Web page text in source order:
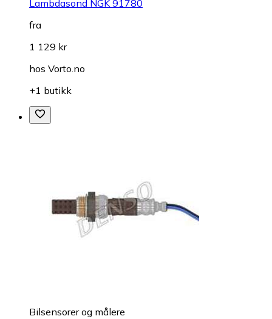
Lambdasond NGK 91780
fra
1 129 kr
hos Vorto.no
+1 butikk
Bilsensorer og målere